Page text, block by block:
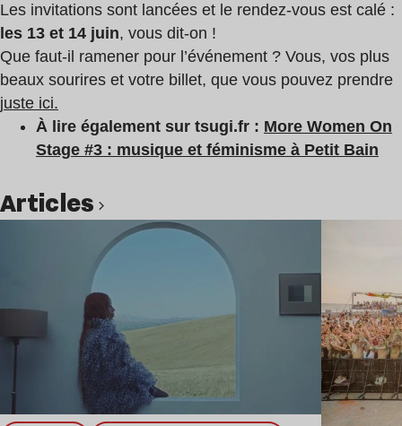
Les invitations sont lancées et le rendez-vous est calé :
les 13 et 14 juin, vous dit-on !
Que faut-il ramener pour l’événement ? Vous, vos plus
beaux sourires et votre billet, que vous pouvez prendre
juste ici.
À lire également sur tsugi.fr : More Women On
Stage #3 : musique et féminisme à Petit Bain
Articles